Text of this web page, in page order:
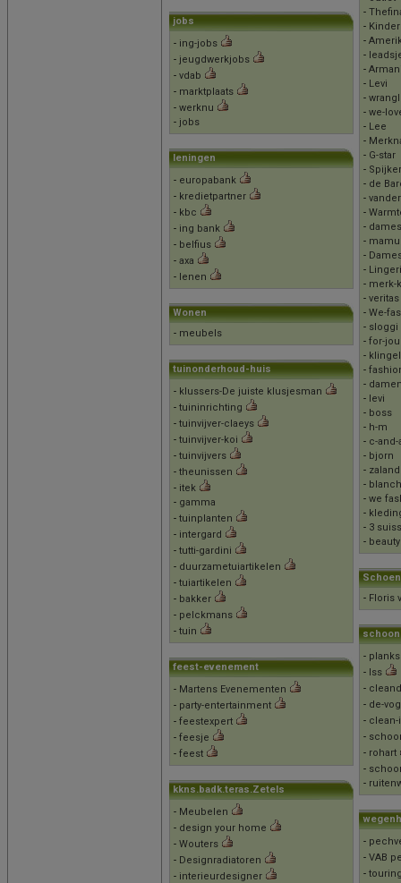
jobs
- ing-jobs
- jeugdwerkjobs
- vdab
- marktplaats
- werknu
- jobs
leningen
- europabank
- kredietpartner
- kbc
- ing bank
- belfius
- axa
- lenen
Wonen
- meubels
tuinonderhoud-huis
- klussers-De juiste klusjesman
- tuininrichting
- tuinvijver-claeys
- tuinvijver-koi
- tuinvijvers
- theunissen
- itek
- gamma
- tuinplanten
- intergard
- tutti-gardini
- duurzametuiartikelen
- tuiartikelen
- bakker
- pelckmans
- tuin
feest-evenement
- Martens Evenementen
- party-entertainment
- feestexpert
- feesje
- feest
kkns.badk.teras.Zetels
- Meubelen
- design your home
- Wouters
- Designradiatoren
- interieurdesigner
-
-
-
-
-
- Levi
-
- we-
- Lee
-
- G-star
-
- de
-
-
-
-
-
-
- merk-
- veritas
- We-
- sloggi
- for-jou
- klingel
-
-
- levi
- boss
- h-m
- c-and-
- bjorn
-
- blanch
- we
-
- 3
- beauty
- Floris
-
- Iss
-
- de-
- clean-
-
- rohart
-
-
-
- VAB
-